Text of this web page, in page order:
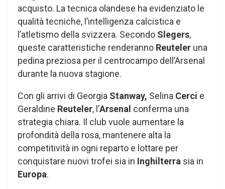
acquisto. La tecnica olandese ha evidenziato le
qualità tecniche, l’intelligenza calcistica e
l’atletismo della svizzera. Secondo Slegers,
queste caratteristiche renderanno Reuteler una
pedina preziosa per il centrocampo dell’Arsenal
durante la nuova stagione.
Con gli arrivi di Georgia Stanway, Selina Cerci e
Geraldine Reuteler, l’Arsenal conferma una
strategia chiara. Il club vuole aumentare la
profondità della rosa, mantenere alta la
competitività in ogni reparto e lottare per
conquistare nuovi trofei sia in Inghilterra sia in
Europa.